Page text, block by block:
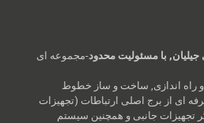
با مسئولیت محدود-مجموعه ای
راه اندازی, ساخت و ساز خطوط
ای از برج اصلی ارتباطات (تجهیزات
تجهیزات جانبی و همچنین سیستم